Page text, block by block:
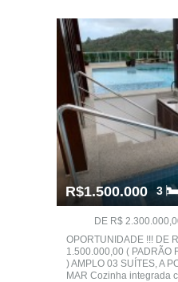
R$1.500.000 3
DE R$
OPORTUNIDADE !!! DE
1.500.000,00 ( PADRÃO
) AMPLO 03 SUÍTES, A
MAR Cozinha integrada